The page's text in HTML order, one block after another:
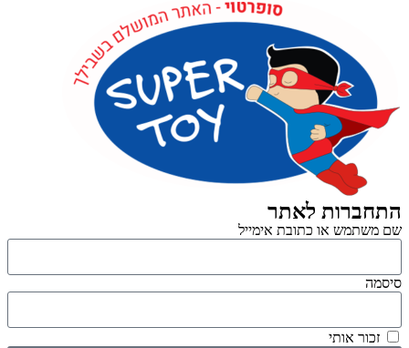
התחברות לאתר
שם משתמש או כתובת אימייל
סיסמה
זכור אותי